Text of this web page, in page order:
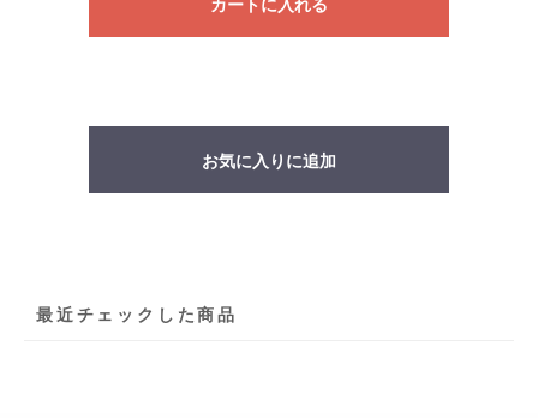
カートに入れる
お気に入りに追加
最近チェックした商品